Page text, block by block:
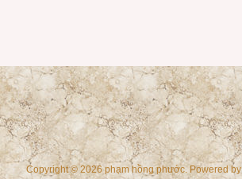
Copyright © 2026 phạm hồng phước. Powered